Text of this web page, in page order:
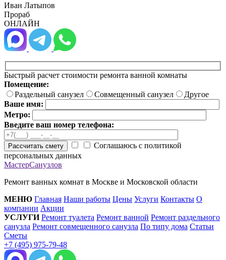
Иван Латыпов
Прораб
ОНЛАЙН
Быстрый расчет стоимости ремонта ванной комнаты
Помещение:
Раздельный санузел
Совмещенный санузел
Другое
Ваше имя:
Метро:
Введите ваш номер телефона:
Рассчитать смету
Соглашаюсь с политикой
персональных данных
МастерСанузлов
Ремонт ванных комнат в Москве и Московской области
МЕНЮ Главная Наши работы Цены Услуги Контакты О
компании Акции
УСЛУГИ Ремонт туалета Ремонт ванной Ремонт раздельного
санузла Ремонт совмещенного санузла По типу дома Статьи
Сметы
+7 (495) 975-79-48